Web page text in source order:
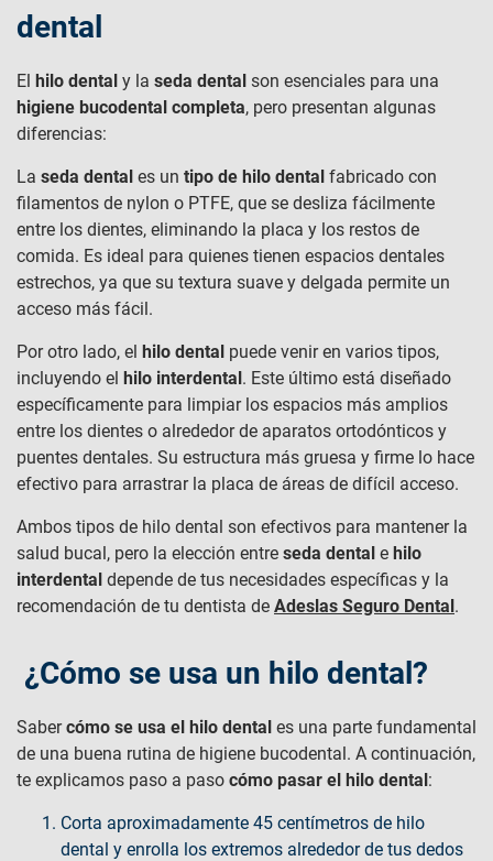
dental
El hilo dental y la seda dental son esenciales para una
higiene bucodental completa, pero presentan algunas
diferencias:
La seda dental es un tipo de hilo dental fabricado con
filamentos de nylon o PTFE, que se desliza fácilmente
entre los dientes, eliminando la placa y los restos de
comida. Es ideal para quienes tienen espacios dentales
estrechos, ya que su textura suave y delgada permite un
acceso más fácil.
Por otro lado, el hilo dental puede venir en varios tipos,
incluyendo el hilo interdental. Este último está diseñado
específicamente para limpiar los espacios más amplios
entre los dientes o alrededor de aparatos ortodónticos y
puentes dentales. Su estructura más gruesa y firme lo hace
efectivo para arrastrar la placa de áreas de difícil acceso.
Ambos tipos de hilo dental son efectivos para mantener la
salud bucal, pero la elección entre seda dental e hilo
interdental depende de tus necesidades específicas y la
recomendación de tu dentista de Adeslas Seguro Dental.
¿Cómo se usa un hilo dental?
Sabercómo se usa el hilo dental es una parte fundamental
de una buena rutina de higiene bucodental. A continuación,
te explicamos paso a paso cómo pasar el hilo dental:
Corta aproximadamente 45 centímetros de hilo
dental y enrolla los extremos alrededor de tus dedos